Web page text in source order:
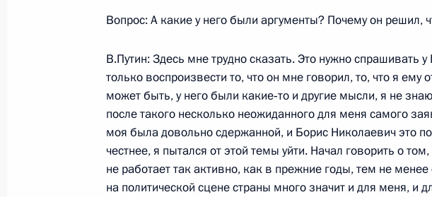
Интервью телеканалу ОРТ
4 января 2000 года, 00:00 Москва
31 декабря 1999 года, пятница
Заявление Бориса Ельцина
Вопрос: А какие у него были аргументы? Почему он решил,
В.Путин: Здесь мне трудно сказать. Это нужно спрашивать
только воспроизвести то, что он мне говорил, то, что я ему
может быть, у него были какие‑то и другие мысли, я не
после такого несколько неожиданного для меня самого
моя была довольно сдержанной, и Борис Николаевич это
честнее, я пытался от этой темы уйти. Начал говорить о
не работает так активно, как в прежние годы, тем не менее
на политической сцене страны много значит и для меня, и